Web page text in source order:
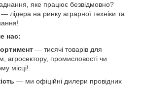
яке працює безвідмовно?
лідера на ринку аграрної техніки та
нас:
— тисячі товарів для
агросектору, промисловості чи
місці!
— ми офіційні дилери провідних